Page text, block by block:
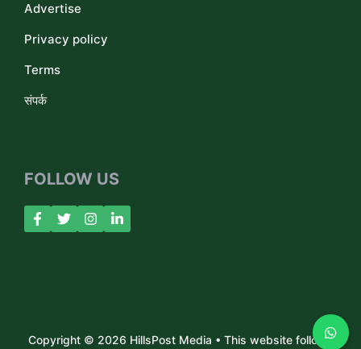
Advertise
Privacy policy
Terms
संपर्क
FOLLOW US
Copyright © 2026 HillsPost Media • This website follows